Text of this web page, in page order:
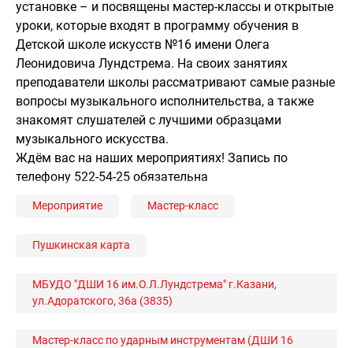
установке – и посвящены мастер-классы и открытые
уроки, которые входят в программу обучения в
Детской школе искусств №16 имени Олега
Леонидовича Лундстрема. На своих занятиях
преподаватели школы рассматривают самые разные
вопросы музыкального исполнительства, а также
знакомят слушателей с лучшими образцами
музыкального искусства.
Ждём вас на наших мероприятиях! Запись по
телефону 522-54-25 обязательна
Мероприятие Мастер-класс
Пушкинская карта
МБУДО "ДШИ 16 им.О.Л.Лундстрема" г.Казани,
ул.Адоратского, 36а (3835)
Мастер-класс по ударным инструментам (ДШИ 16